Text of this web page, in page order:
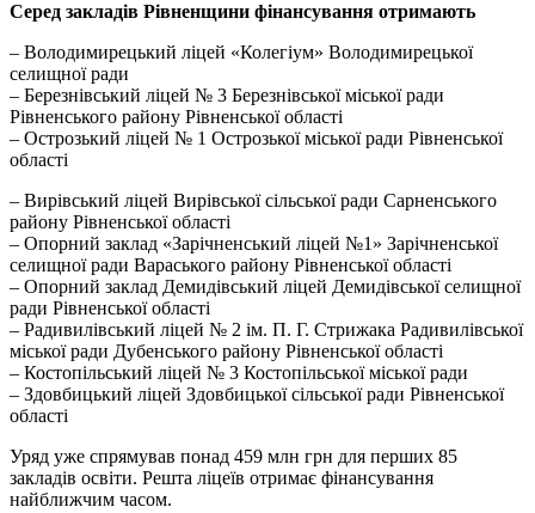
Серед закладів Рівненщини фінансування отримають
– Володимирецький ліцей «Колегіум» Володимирецької
селищної ради
– Березнівський ліцей № 3 Березнівської міської ради
Рівненського району Рівненської області
– Острозький ліцей № 1 Острозької міської ради Рівненської
області
– Вирівський ліцей Вирівської сільської ради Сарненського
району Рівненської області
– Опорний заклад «Зарічненський ліцей №1» Зарічненської
селищної ради Вараського району Рівненської області
– Опорний заклад Демидівський ліцей Демидівської селищної
ради Рівненської області
– Радивилівський ліцей № 2 ім. П. Г. Стрижака Радивилівської
міської ради Дубенського району Рівненської області
– Костопільський ліцей № 3 Костопільської міської ради
– Здовбицький ліцей Здовбицької сільської ради Рівненської
області
Уряд уже спрямував понад 459 млн грн для перших 85
закладів освіти. Решта ліцеїв отримає фінансування
найближчим часом.